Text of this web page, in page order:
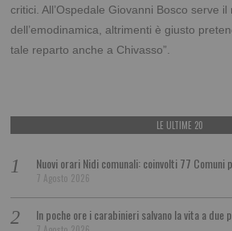
critici. All’Ospedale Giovanni Bosco serve il
dell’emodinamica, altrimenti è giusto
tale reparto anche a Chivasso”.
LE ULTIME 20
Nuovi orari Nidi comunali: coinvolti 77 Comuni
7 Agosto 2026
In poche ore i carabinieri salvano la vita a due